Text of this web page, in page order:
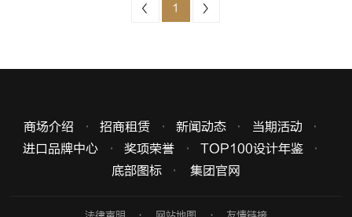
1
商场介绍 招商租赁 新闻动态
当期活动
进口品牌中心
奖项荣誉
TOP100设计年鉴
底部图标
集团官网